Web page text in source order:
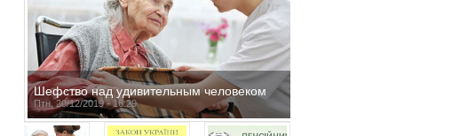
Шефство над удивительным человеком
Птн, 20/12/2019 - 16:29